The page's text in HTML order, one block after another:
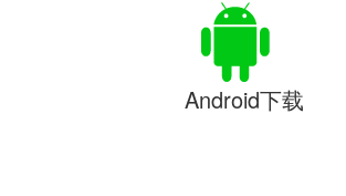
Android下载